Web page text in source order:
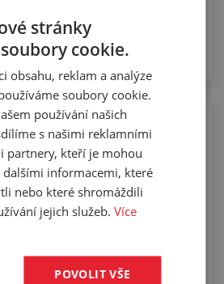
hadic na požadovanou
stránky
cookie.
obsahu, reklam a analýze
soubory cookie.
používání našich
s našimi reklamními
partnery, kteří je mohou
informacemi, které
nebo které shromáždili
jejich služeb.Více
POVOLIT VŠE